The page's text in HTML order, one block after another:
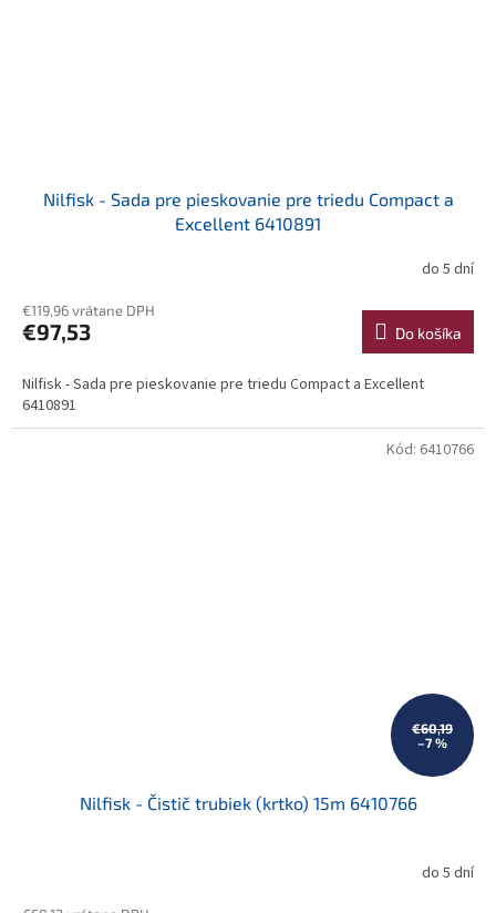
Nilfisk - Sada pre pieskovanie pre triedu Compact a
Excellent 6410891
do 5 dní
€119,96 vrátane DPH
€97,53 Do košíka
Nilfisk - Sada pre pieskovanie pre triedu Compact a Excellent
6410891
€60,19
–7 %
Nilfisk - Čistič trubiek (krtko) 15m 6410766
do 5 dní
Kód: 6410766